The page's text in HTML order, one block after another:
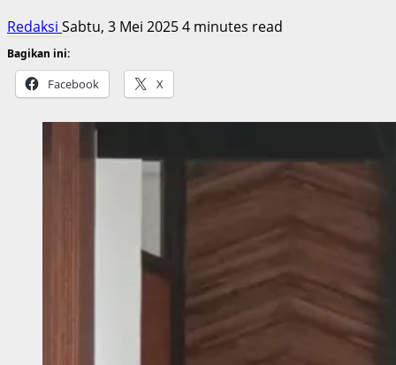
Redaksi Sabtu, 3 Mei 20254 minutes read
Bagikan ini:
Facebook X